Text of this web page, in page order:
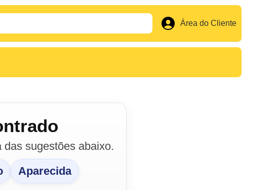
Área do Cliente
sugestões abaixo.
Aparecida